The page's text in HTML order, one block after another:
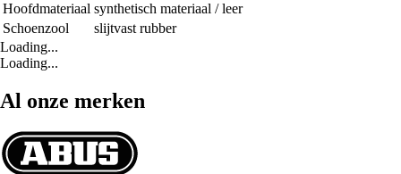
Hoofdmateriaal synthetisch materiaal / leer
Schoenzool
slijtvast rubber
Loading...
Loading...
Al onze merken